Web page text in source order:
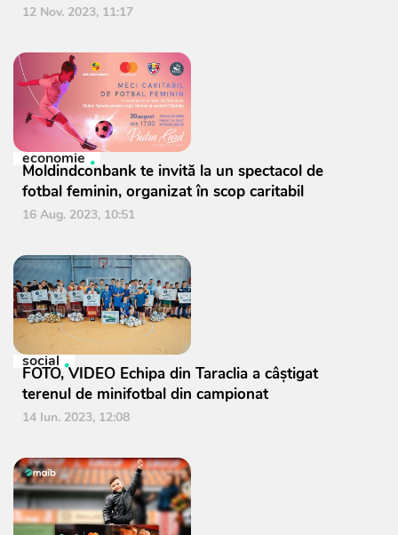
12 Nov. 2023, 11:17
economie
Moldindconbank te invită la un spectacol de
fotbal feminin, organizat în scop caritabil
16 Aug. 2023, 10:51
social
FOTO, VIDEO Echipa din Taraclia a câștigat
terenul de minifotbal din campionat
14 Iun. 2023, 12:08